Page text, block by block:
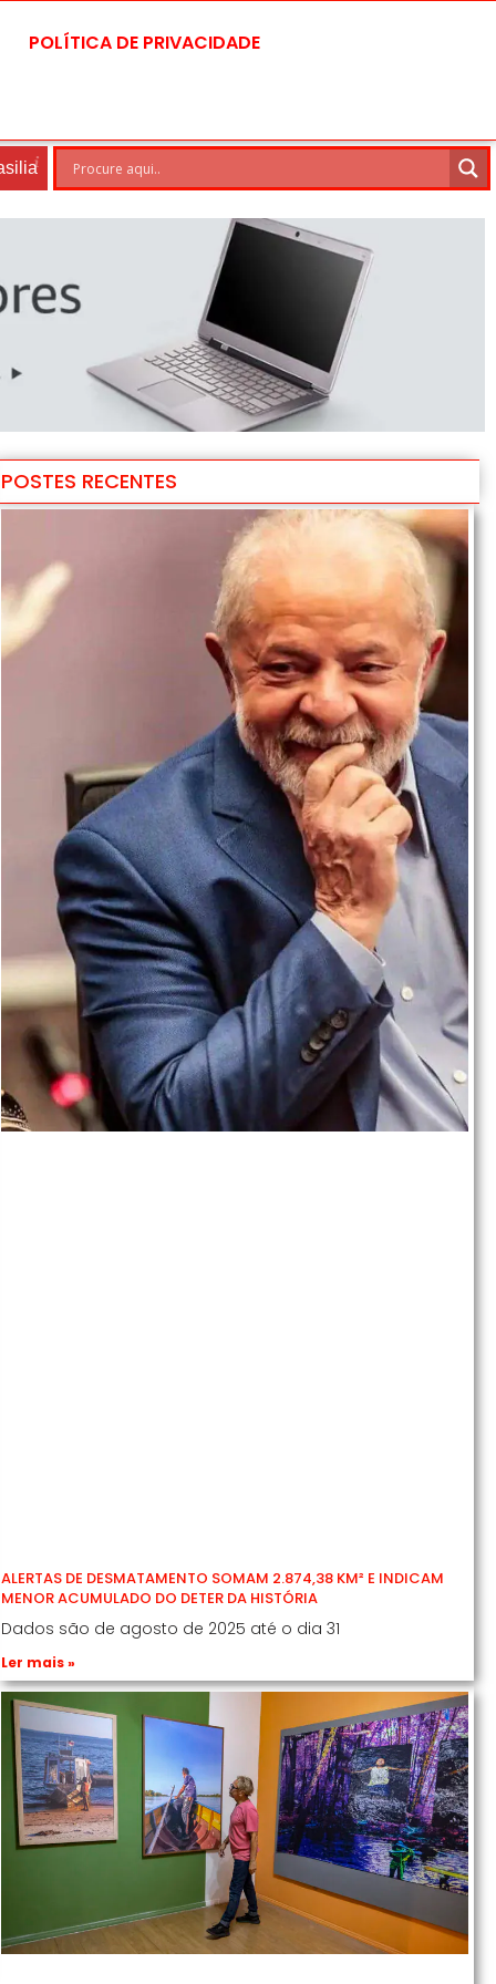
POLÍTICA DE PRIVACIDADE
8 Ago 31°C
POSTES RECENTES
ALERTAS DE DESMATAMENTO SOMAM 2.874,38 KM² E INDICAM
MENOR ACUMULADO DO DETER DA HISTÓRIA
Dados são de agosto de 2025 até o dia 31
Ler mais »